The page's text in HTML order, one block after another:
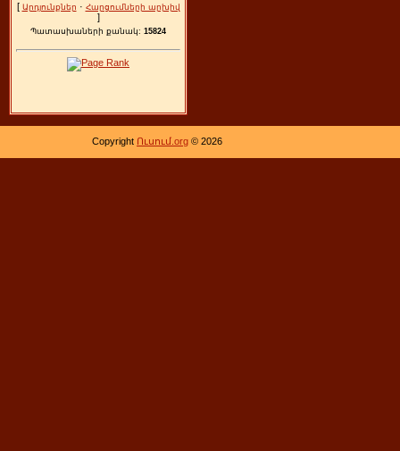
[ Արդյունքներ · Հարցումների արխիվ
]
Պատասխաների քանակ: 15824
Copyright Ուսում.org © 2026